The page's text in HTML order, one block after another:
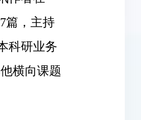
篇，主持
科研业务
横向课题